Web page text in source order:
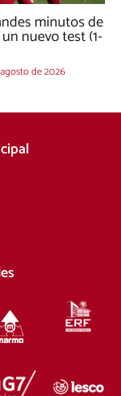
minutos de
nuevo test (1-
de 2026